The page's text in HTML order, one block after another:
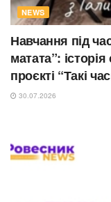
NEWS
Навчання під
матата”:
проєкті “Такі
30.07.2026